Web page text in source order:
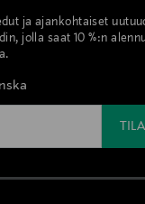
ja ajankohtaiset
jolla saat 10 %:n